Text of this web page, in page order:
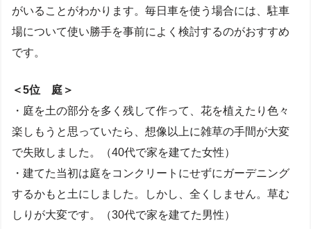
がいることがわかります。毎日車を使う場合には、駐車
場について使い勝手を事前によく検討するのがおすすめ
です。
＜5位 庭＞
・庭を土の部分を多く残して作って、花を植えたり色々
楽しもうと思っていたら、想像以上に雑草の手間が大変
で失敗しました。（40代で家を建てた女性）
・建てた当初は庭をコンクリートにせずにガーデニング
するかもと土にしました。しかし、全くしません。草む
しりが大変です。（30代で家を建てた男性）